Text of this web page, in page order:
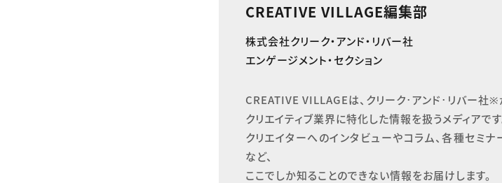
CREATIVE VILLAGE編集部
株式会社クリーク・アンド・リバー社
エンゲージメント・セクション
CREATIVE VILLAGEは、クリーク･アンド･リバー社
クリエイティブ業界に特化した情報を扱うメディアです
クリエイターへのインタビューやコラム、各種セミナ
など、
ここでしか知ることのできない情報をお届けします。